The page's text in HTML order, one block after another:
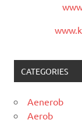
CATEGORIES
Aenerob
Aerob